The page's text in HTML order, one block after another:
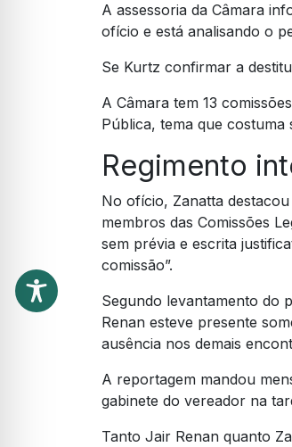
A assessoria da Câmara
ofício e está analisando o
Se Kurtz confirmar a
A Câmara tem 13
Pública, tema que
Regimento
No ofício, Zanatta
membros das Comissões
sem prévia e escrita
comissão”.
Segundo levantamento do
Renan esteve presente
ausência nos demais
A reportagem mandou
gabinete do vereador na
Tanto Jair Renan quanto